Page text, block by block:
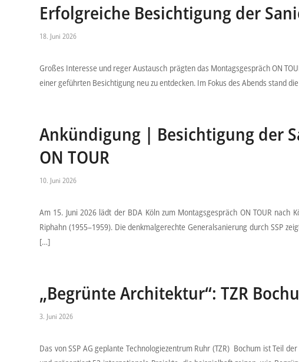
Erfolgreiche Besichtigung der
18. Juni 2026
Großes Interesse und reger Austausch prägten das Montagsgespräch ON
einer geführten Besichtigung neu zu entdecken. Im Fokus des Abends stand
Ankündigung | Besichtigung der
ON TOUR
10. Juni 2026
Am 15. Juni 2026 lädt der BDA Köln zum Montagsgespräch ON TOUR
Riphahn (1955–1959). Die denkmalgerechte Generalsanierung durch SSP
[…]
„Begrünte Architektur“: TZR
3. Juni 2026
Das von SSP AG geplante Technologiezentrum Ruhr (TZR) Bochum ist Teil